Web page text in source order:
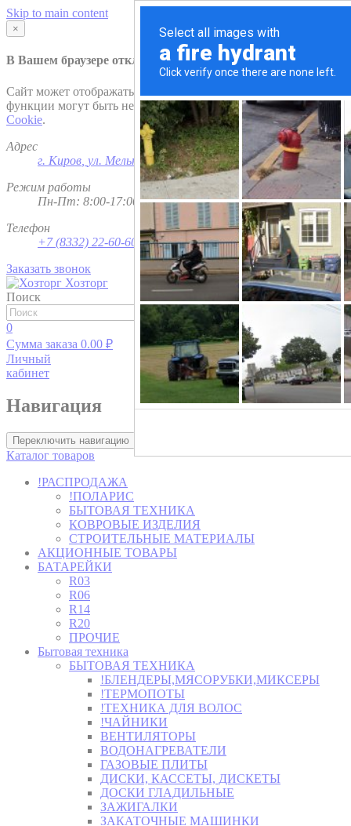
Skip to main content
×
В Вашем браузере отключена поддержка Cookie.
Сайт может отображаться некорректно и/или некоторые
функции могут быть недоступны. Рекомендуем включить
Cookie.
Адрес
г. Киров ул. Мельничная, д. 1
Режим работы
Пн-Пт: 8:00-17:00; Сб - Вс - выходной
Телефон
+7 (8332) 22-60-60
Заказать звонок
Хозторг
Поиск
Найти
0
Сумма заказа 0.00 ₽
Личный
кабинет
Навигация
Переключить навигацию
Каталог товаров
!РАСПРОДАЖА
!ПОЛАРИС
БЫТОВАЯ ТЕХНИКА
КОВРОВЫЕ ИЗДЕЛИЯ
СТРОИТЕЛЬНЫЕ МАТЕРИАЛЫ
АКЦИОННЫЕ ТОВАРЫ
БАТАРЕЙКИ
R03
R06
R14
R20
ПРОЧИЕ
Бытовая техника
БЫТОВАЯ ТЕХНИКА
!БЛЕНДЕРЫ,МЯСОРУБКИ,МИКСЕРЫ
!ТЕРМОПОТЫ
!ТЕХНИКА ДЛЯ ВОЛОС
!ЧАЙНИКИ
ВЕНТИЛЯТОРЫ
ВОДОНАГРЕВАТЕЛИ
ГАЗОВЫЕ ПЛИТЫ
ДИСКИ, КАССЕТЫ, ДИСКЕТЫ
ДОСКИ ГЛАДИЛЬНЫЕ
ЗАЖИГАЛКИ
ЗАКАТОЧНЫЕ МАШИНКИ